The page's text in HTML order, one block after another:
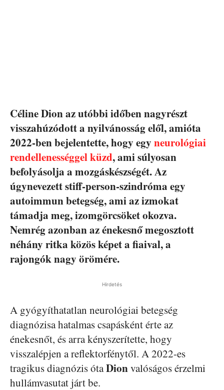
Céline Dion az utóbbi időben nagyrészt
visszahúzódott a nyilvánosság elől, amióta
2022-ben bejelentette, hogy egy neurológiai
rendellenességgel küzd, ami súlyosan
befolyásolja a mozgáskészségét. Az
úgynevezett stiff-person-szindróma egy
autoimmun betegség, ami az izmokat
támadja meg, izomgörcsöket okozva.
Nemrég azonban az énekesnő megosztott
néhány ritka közös képet a fiaival, a
rajongók nagy örömére.
Hirdetés
A gyógyíthatatlan neurológiai betegség
diagnózisa hatalmas csapásként érte az
énekesnőt, és arra kényszerítette, hogy
visszalépjen a reflektorfénytől. A 2022-es
tragikus diagnózis ótaDionvalóságos érzelmi
hullámvasutat járt be.